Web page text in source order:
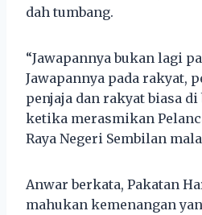
dah tumbang.
“Jawapannya bukan lagi
Jawapannya pada rakyat,
penjaja dan rakyat biasa di
ketika merasmikan
Raya Negeri Sembilan
Anwar berkata, Pakatan
mahukan kemenangan